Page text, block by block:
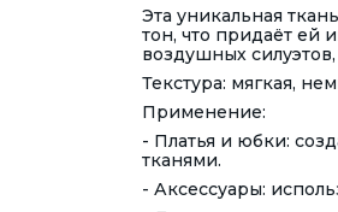
Эта уникальная
тон, что придаёт ей
воздушных
Текстура: мягкая,
Применение:
- Платья и юбки:
тканями.
- Аксессуары: